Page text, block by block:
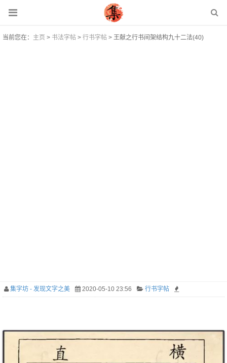
当前您在： 主页 > 书法字帖 > 行书字帖 > 王献之行书间架结构九十二法(40)
集字坊 - 发现文字之美 2020-05-10 23:56 行书字帖